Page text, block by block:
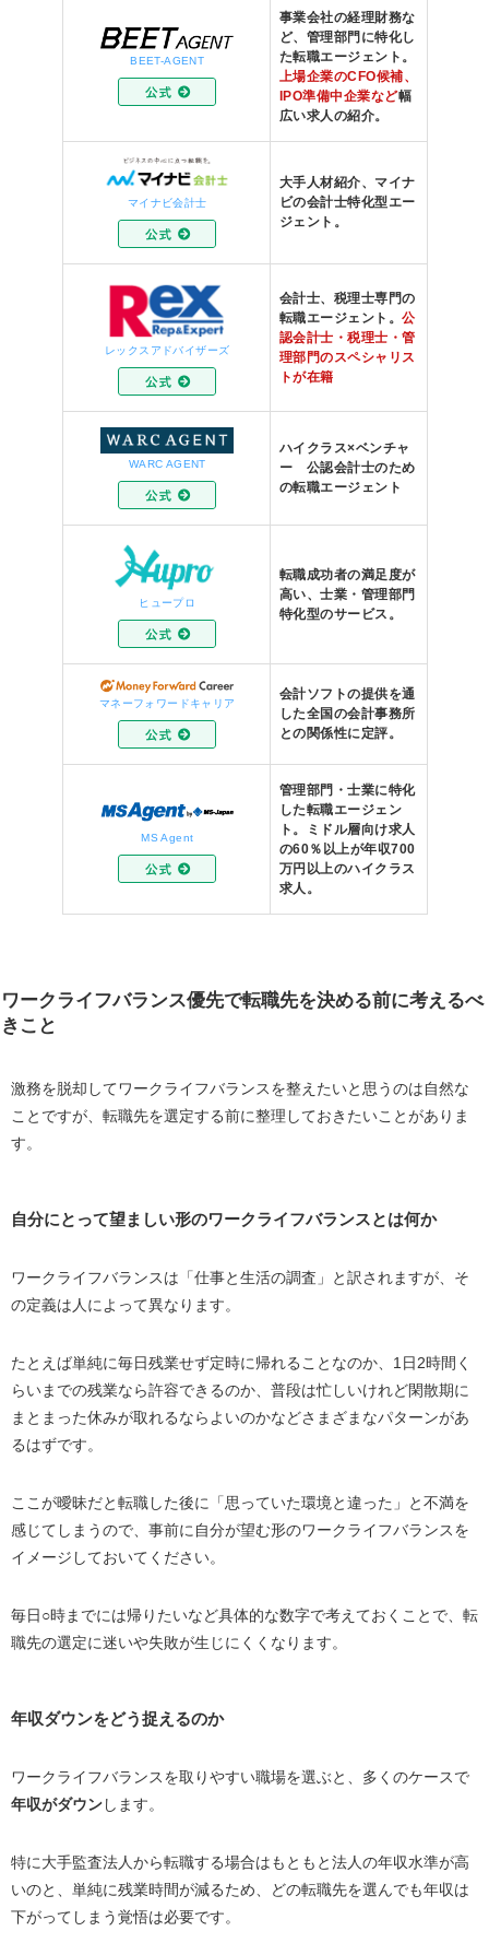
BEET-AGENT
事業会社の経理財務な
ど、管理部門に特化し
た転職エージェント。
上場企業のCFO候補、
IPO準備中企業など幅
広い求人の紹介。
マイナビ会計士
大手人材紹介、マイナ
ビの会計士特化型エー
ジェント。
レックスアドバイザーズ
会計士、税理士専門の
転職エージェント。公
認会計士・税理士・管
理部門のスペシャリス
トが在籍
WARC AGENT
ハイクラス×ベンチャ
ー 公認会計士のため
の転職エージェント
ヒュープロ
転職成功者の満足度が
高い、士業・管理部門
特化型のサービス。
マネーフォワードキャリア
会計ソフトの提供を通
した全国の会計事務所
との関係性に定評。
MS Agent
管理部門・士業に特化
した転職エージェン
ト。ミドル層向け求人
の60％以上が年収700
万円以上のハイクラス
求人。
ワークライフバランス優先で転職先を決める前に考えるべ
きこと
激務を脱却してワークライフバランスを整えたいと思うのは自然な
ことですが、転職先を選定する前に整理しておきたいことがありま
す。
自分にとって望ましい形のワークライフバランスとは何か
ワークライフバランスは「仕事と生活の調査」と訳されますが、そ
の定義は人によって異なります。
たとえば単純に毎日残業せず定時に帰れることなのか、 1 日2時間く
らいまでの残業なら許容できるのか、普段は忙しいけれど閑散期に
まとまった休みが取れるならよいのかなどさまざまなパターンがあ
るはずです。
ここが曖昧だと転職した後に「思っていた環境と違った」と不満を
感じてしまうので、事前に自分が望む形のワークライフバランスを
イメージしておいてください。
毎日○時までには帰りたいなど具体的な数字で考えておくことで、転
職先の選定に迷いや失敗が生じにくくなります。
年収ダウンをどう捉えるのか
ワークライフバランスを取りやすい職場を選ぶと、多くのケースで
年収がダウンします。
特に大手監査法人から転職する場合はもともと法人の年収水準が高
いのと、単純に残業時間が減るため、どの転職先を選んでも年収は
下がってしまう覚悟は必要です。